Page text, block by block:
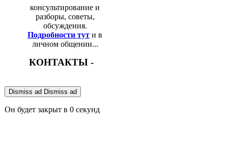
консультирование и
разборы, советы,
обсуждения.
Подробности тут и в
личном общении...
КОНТАКТЫ -
Dismiss ad Dismiss ad
Он будет закрыт в 0 секунд